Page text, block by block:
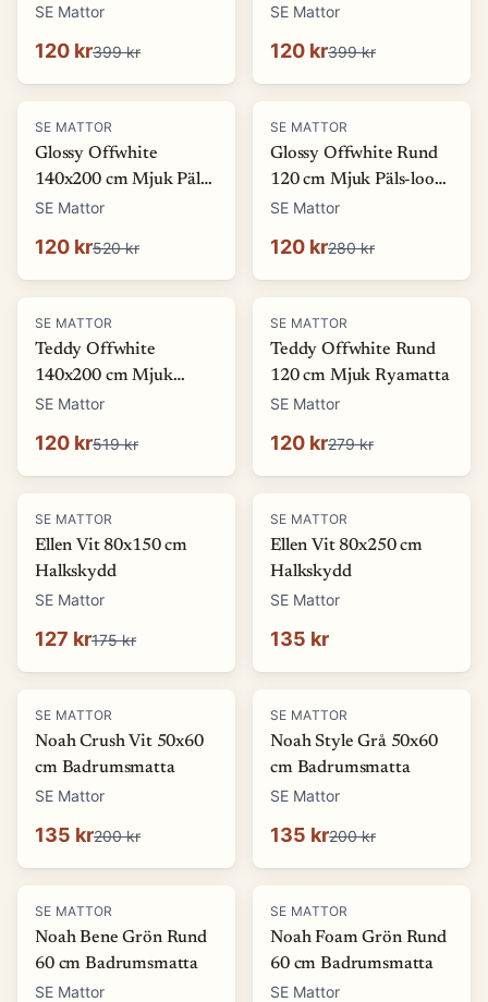
Ryamatta
SE Mattor
120 kr399 kr
Ryamatta
SE Mattor
120 kr399 kr
-77 %
SE MATTOR
Glossy Offwhite
140x200 cm Mjuk Päls-
look Matta
SE Mattor
120 kr520 kr
-57%
SE MATTOR
Glossy Offwhite Rund
120 cm Mjuk Päls-look
Matta
SE Mattor
120 kr280 kr
-77 %
SE MATTOR
Teddy Offwhite
140x200 cm Mjuk
Ryamatta
SE Mattor
120 kr519 kr
-57%
SE MATTOR
Teddy Offwhite Rund
120 cm Mjuk Ryamatta
SE Mattor
120 kr279 kr
-27 %
SE MATTOR
Ellen Vit 80x150 cm
Halkskydd
SE Mattor
127 kr175 kr
SE MATTOR
Ellen Vit 80x250 cm
Halkskydd
SE Mattor
135 kr
-32%
SE MATTOR
Noah Crush Vit 50x60
cm Badrumsmatta
SE Mattor
135 kr200 kr
-32%
SE MATTOR
Noah Style Grå 50x60
cm Badrumsmatta
SE Mattor
135 kr200 kr
-33%
SE MATTOR
Noah Bene Grön Rund
60 cm Badrumsmatta
SE Mattor
-33%
SE MATTOR
Noah Foam Grön Rund
60 cm Badrumsmatta
SE Mattor